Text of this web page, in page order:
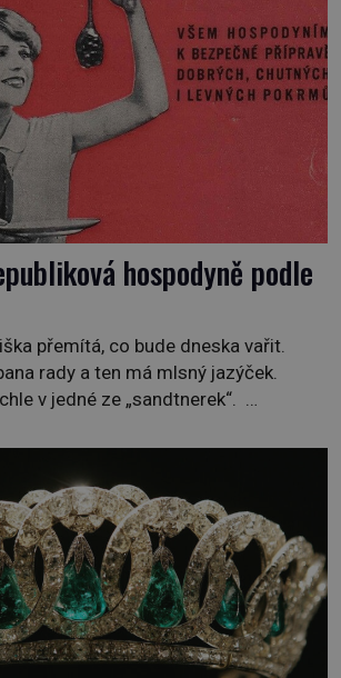
hospodyně podle
přemítá, co bude dneska vařit.
rady a ten má mlsný jazýček.
v jedné ze „sandtnerek“.
ke služce, kterou má v kuchyni k
letech nové republiky fungoval kvůli
přídělový systém. […]